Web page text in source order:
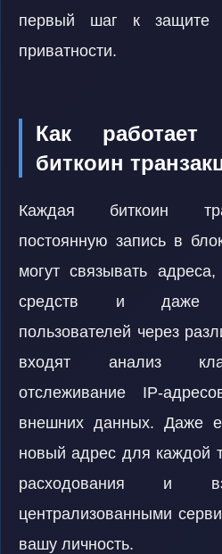
первый шаг к защите
приватности.
Как работает
биткоин
Каждая биткоин
постоянную запись в
могут связывать
средств и даже
пользователей через
входят анализ
отслеживание IP-
внешних данных. Даже
новый адрес для каждой
расходования и
централизованными
вашу личность.